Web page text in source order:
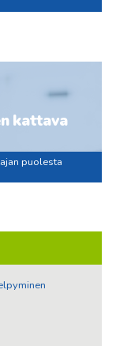
kattava
puolesta